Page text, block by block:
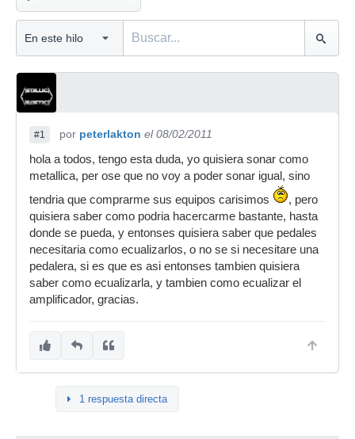
#1 por peterlakton el 08/02/2011
hola a todos, tengo esta duda, yo quisiera sonar como
metallica, per ose que no voy a poder sonar igual, sino
tendria que comprarme sus equipos carisimos
, pero
quisiera saber como podria hacercarme bastante, hasta
donde se pueda, y entonses quisiera saber que pedales
necesitaria como ecualizarlos, o no se si necesitare una
pedalera, si es que es asi entonses tambien quisiera
saber como ecualizarla, y tambien como ecualizar el
amplificador, gracias.
1 respuesta directa